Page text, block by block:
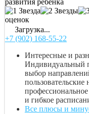
развития ребёнка
оценок
Загрузка...
+7 (902) 168-55-22
Интересные и
Индивидуальный
выбор
и гибкое
Все плюсы и